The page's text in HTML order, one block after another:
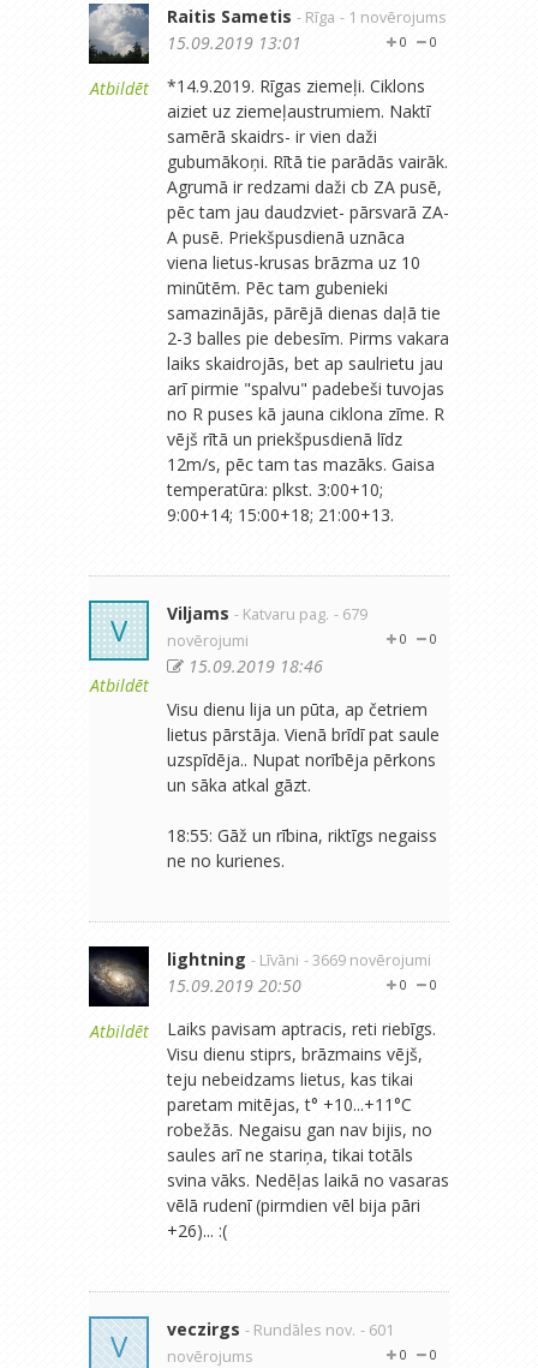
Atbildēt
Raitis Sametis - Rīga - 1 novērojums
0
0
15.09.2019 13:01
*14.9.2019. Rīgas ziemeļi. Ciklons
aiziet uz ziemeļaustrumiem. Naktī
samērā skaidrs- ir vien daži
gubumākoņi. Rītā tie parādās vairāk.
Agrumā ir redzami daži cb ZA pusē,
pēc tam jau daudzviet- pārsvarā ZA-
A pusē. Priekšpusdienā uznāca
viena lietus-krusas brāzma uz 10
minūtēm. Pēc tam gubenieki
samazinājās, pārējā dienas daļā tie
2-3 balles pie debesīm. Pirms vakara
laiks skaidrojās, bet ap saulrietu jau
arī pirmie "spalvu" padebeši tuvojas
no R puses kā jauna ciklona zīme. R
vējš rītā un priekšpusdienā līdz
12m/s, pēc tam tas mazāks. Gaisa
temperatūra: plkst. 3:00+10;
9:00+14; 15:00+18; 21:00+13.
V
Atbildēt
Viljams - Katvaru pag. - 679
novērojumi
0
0
15.09.2019 18:46
Visu dienu lija un pūta, ap četriem
lietus pārstāja. Vienā brīdī pat saule
uzspīdēja.. Nupat norībēja pērkons
un sāka atkal gāzt.
18:55: Gāž un rībina, riktīgs negaiss
ne no kurienes.
Atbildēt
lightning - Līvāni - 3669 novērojumi
0
0
15.09.2019 20:50
Laiks pavisam aptracis, reti riebīgs.
Visu dienu stiprs, brāzmains vējš,
teju nebeidzams lietus, kas tikai
paretam mitējas, t° +10...+11°C
robežās. Negaisu gan nav bijis, no
saules arī ne stariņa, tikai totāls
svina vāks. Nedēļas laikā no vasaras
vēlā rudenī (pirmdien vēl bija pāri
+26)... :(
V veczirgs - Rundāles nov. - 601
novērojums
0
0